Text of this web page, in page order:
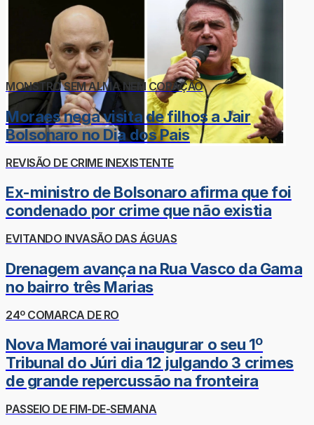
MONSTRO SEM ALMA NEM CORAÇÃO
Moraes nega visita de filhos a Jair
Bolsonaro no Dia dos Pais
REVISÃO DE CRIME INEXISTENTE
Ex-ministro de Bolsonaro afirma que foi
condenado por crime que não existia
EVITANDO INVASÃO DAS ÁGUAS
Drenagem avança na Rua Vasco da Gama
no bairro três Marias
24º COMARCA DE RO
Nova Mamoré vai inaugurar o seu 1º
Tribunal do Júri dia 12 julgando 3 crimes
de grande repercussão na fronteira
PASSEIO DE FIM-DE-SEMANA